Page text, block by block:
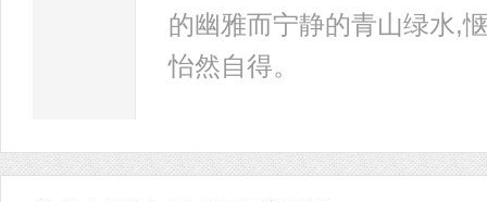
的幽雅而宁静的青山绿水,
怡然自得。